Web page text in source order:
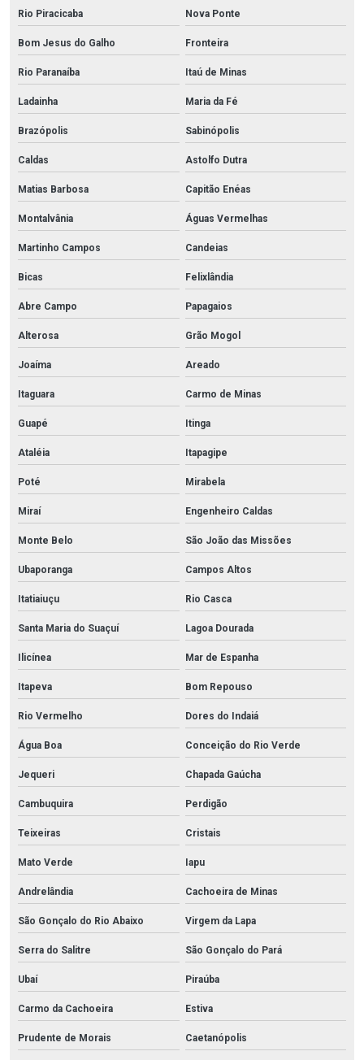
Rio Piracicaba Nova Ponte
Bom Jesus do Galho Fronteira
Rio Paranaíba Itaú de Minas
Ladainha Maria da Fé
Brazópolis Sabinópolis
Caldas Astolfo Dutra
Matias Barbosa Capitão Enéas
Montalvânia Águas Vermelhas
Martinho Campos Candeias
Bicas Felixlândia
Abre Campo Papagaios
Alterosa Grão Mogol
Joaíma Areado
Itaguara Carmo de Minas
Guapé Itinga
Ataléia Itapagipe
Poté Mirabela
Miraí Engenheiro Caldas
Monte Belo São João das Missões
Ubaporanga Campos Altos
Itatiaiuçu Rio Casca
Santa Maria do Suaçuí Lagoa Dourada
Ilicínea Mar de Espanha
Itapeva Bom Repouso
Rio Vermelho Dores do Indaiá
Água Boa Conceição do Rio Verde
Jequeri Chapada Gaúcha
Cambuquira Perdigão
Teixeiras Cristais
Mato Verde Iapu
Andrelândia Cachoeira de Minas
São Gonçalo do Rio Abaixo Virgem da Lapa
Serra do Salitre São Gonçalo do Pará
Ubaí Piraúba
Carmo da Cachoeira Estiva
Prudente de Morais Caetanópolis